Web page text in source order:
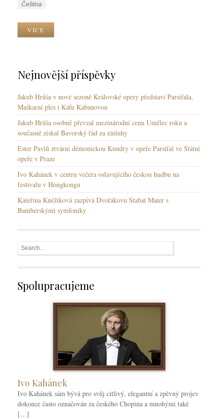
it
y
Čeština
VÍCE
Nejnovější příspěvky
Jakub Hrůša v nové sezoně Královské opery představí Parsifala,
Maškarní ples i Káťu Kabanovou
Jakub Hrůša osobně převzal mezinárodní cenu Umělec roku a
současně získal Bavorský řád za zásluhy
Ester Pavlů ztvární démonickou Kundry v opeře Parsifal ve Státní
opeře v Praze
Ivo Kahánek v centru večera oslavujícího českou hudbu na
festivalu v Hongkongu
Kateřina Kněžíková zazpívá Dvořákovu Stabat Mater s
Bamberskými symfoniky
Spolupracujeme
Ivo Kahánek
Ivo Kahánek sám bývá pro svůj citlivý, elegantní a zpěvný projev
dokonce často označován za českého Chopina a mnohými také
[…]